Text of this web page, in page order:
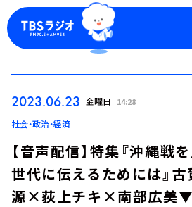
2023.06.23 金曜日 14:28
社会・政治・経済
【音声配信】特集『沖縄戦
世代に伝えるためには』
源×荻上チキ×南部広美